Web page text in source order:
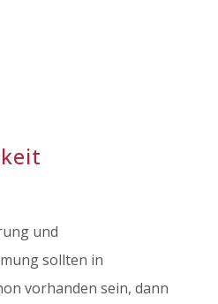
und
sollten in
vorhanden sein, dann